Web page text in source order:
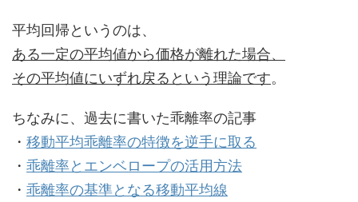
平均回帰というのは、
ある一定の平均値から価格が離れた場合、
その平均値にいずれ戻るという理論です。
ちなみに、過去に書いた乖離率の記事
・ 移動平均乖離率の特徴を逆手に取る
・ 乖離率とエンベロープの活用方法
・ 乖離率の基準となる移動平均線